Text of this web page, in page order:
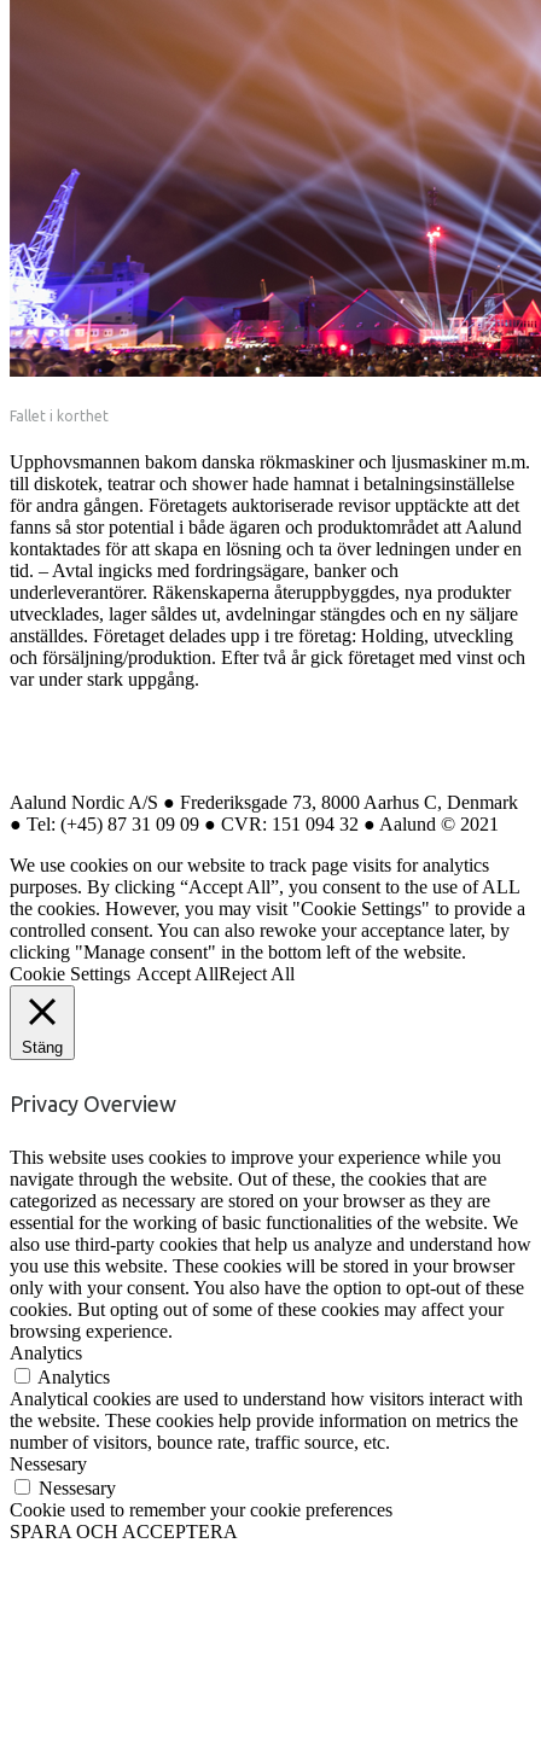
Fallet i korthet
Upphovsmannen bakom danska rökmaskiner och ljusmaskiner m.m.
till diskotek, teatrar och shower hade hamnat i betalningsinställelse
för andra gången. Företagets auktoriserade revisor upptäckte att det
fanns så stor potential i både ägaren och produktområdet att Aalund
kontaktades för att skapa en lösning och ta över ledningen under en
tid. – Avtal ingicks med fordringsägare, banker och
underleverantörer. Räkenskaperna återuppbyggdes, nya produkter
utvecklades, lager såldes ut, avdelningar stängdes och en ny säljare
anställdes. Företaget delades upp i tre företag: Holding, utveckling
och försäljning/produktion. Efter två år gick företaget med vinst och
var under stark uppgång.
Aalund Nordic A/S ● Frederiksgade 73, 8000 Aarhus C, Denmark
● Tel: (+45) 87 31 09 09 ● CVR: 151 094 32 ● Aalund © 2021
We use cookies on our website to track page visits for analytics
purposes. By clicking “Accept All”, you consent to the use of ALL
the cookies. However, you may visit "Cookie Settings" to provide a
controlled consent. You can also rewoke your acceptance later, by
clicking "Manage consent" in the bottom left of the website.
Cookie Settings Accept AllReject All
Stäng
Privacy Overview
This website uses cookies to improve your experience while you
navigate through the website. Out of these, the cookies that are
categorized as necessary are stored on your browser as they are
essential for the working of basic functionalities of the website. We
also use third-party cookies that help us analyze and understand how
you use this website. These cookies will be stored in your browser
only with your consent. You also have the option to opt-out of these
cookies. But opting out of some of these cookies may affect your
browsing experience.
Analytics
Analytics
Analytical cookies are used to understand how visitors interact with
the website. These cookies help provide information on metrics the
number of visitors, bounce rate, traffic source, etc.
Nessesary
Nessesary
Cookie used to remember your cookie preferences
SPARA OCH ACCEPTERA